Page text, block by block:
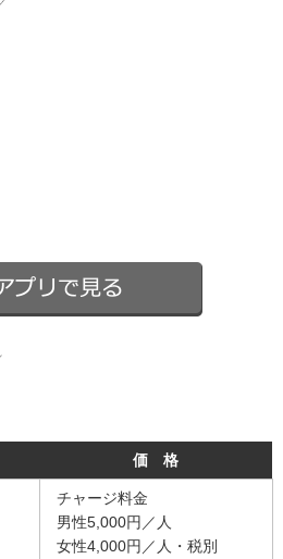
価 格
チャージ料金
男性5,000円／人
女性4,000円／人・税別